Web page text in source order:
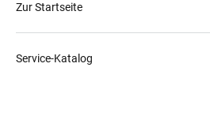
Zur Startseite
Service-Katalog